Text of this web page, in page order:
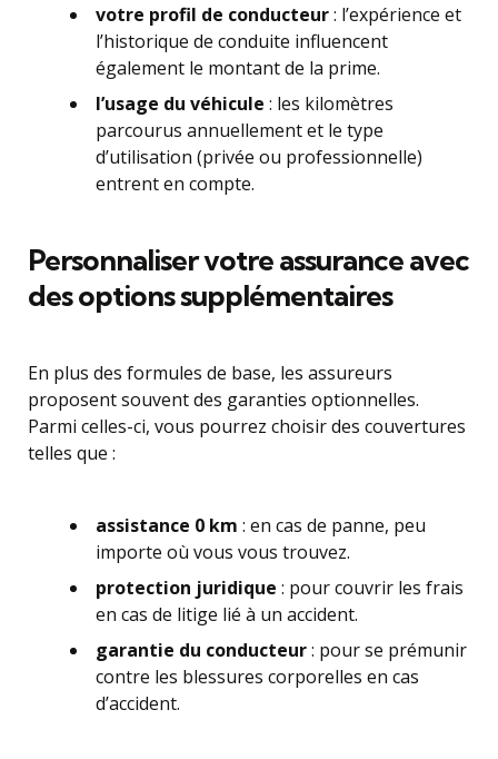
votre profil de conducteur: l’expérience et
l’historique de conduite influencent
également le montant de la prime.
l’usage du véhicule : les kilomètres
parcourus annuellement et le type
d’utilisation (privée ou professionnelle)
entrent en compte.
Personnaliser votre assurance avec
des options supplémentaires
En plus des formules de base, les assureurs
proposent souvent des garanties optionnelles.
Parmi celles-ci, vous pourrez choisir des couvertures
telles que :
assistance 0 km : en cas de panne, peu
importe où vous vous trouvez.
protection juridique : pour couvrir les frais
en cas de litige lié à un accident.
garantie du conducteur: pour se prémunir
contre les blessures corporelles en cas
d’accident.